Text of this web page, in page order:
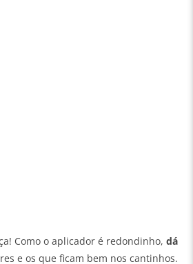
Como o aplicador é redondinho, dá
e os que ficam bem nos cantinhos.